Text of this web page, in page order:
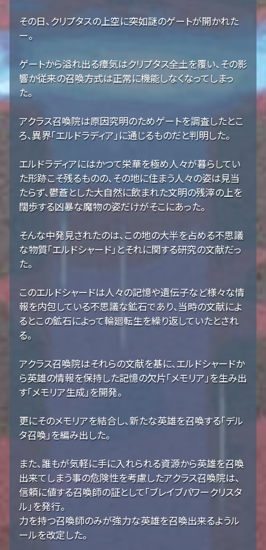
その日、クリプタスの上空に突如謎のゲートが開かれた
ー。
ゲートから溢れ出る瘴気はクリプタス全土を覆い、その影
響か従来の召喚方式は正常に機能しなくなってしまっ
た。
アクラス召喚院は原因究明のためゲートを調査したとこ
ろ、異界「エルドラディア」に通じるものだと判明した。
エルドラディアにはかつて栄華を極め人々が暮らしてい
た形跡こそ残るものの、その地に住まう人々の姿は見当
たらず、鬱蒼とした大自然に飲まれた文明の残滓の上を
闊歩する凶暴な魔物の姿だけがそこにあった。
そんな中発見されたのは、この地の大半を占める不思議
な物質「エルドシャード」とそれに関する研究の文献だっ
た。
このエルドシャードは人々の記憶や遺伝子など様々な情
報を内包している不思議な鉱石であり、当時の文献によ
るとこの鉱石によって輪廻転生を繰り返していたとされ
る。
アクラス召喚院はそれらの文献を基に、エルドシャードか
ら英雄の情報を保持した記憶の欠片「メモリア」を生み出
す「メモリア生成」を開発。
更にそのメモリアを結合し、新たな英雄を召喚する「デル
タ召喚」を編み出した。
また、誰もが気軽に手に入れられる資源から英雄を召喚
出来てしまう事の危険性を考慮したアクラス召喚院は、
信頼に値する召喚師の証として「ブレイブパワークリスタ
ル」を発行。
力を持つ召喚師のみが強力な英雄を召喚出来るようル
ールを改定した。